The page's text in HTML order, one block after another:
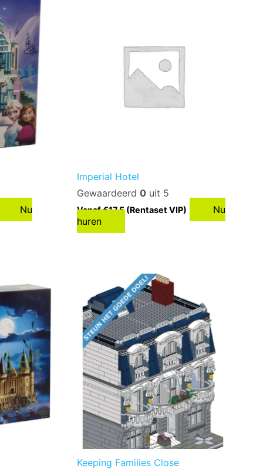
Nu
Imperial Hotel
Gewaardeerd0 uit 5
Vanaf €17,5 (Rentaset VIP)
Nu
huren
Keeping Families Close